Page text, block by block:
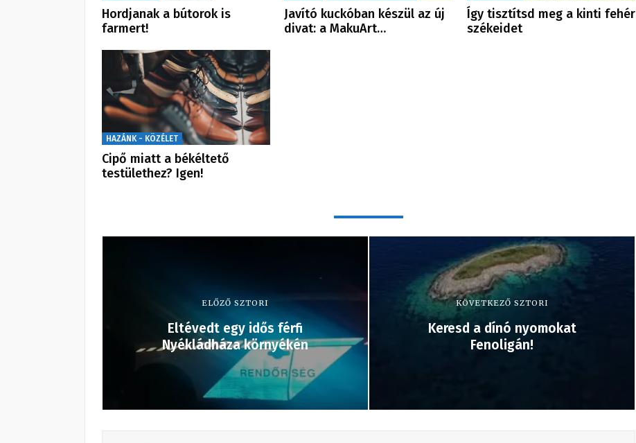
Hordjanak a bútorok is
farmert!
Javító kuckóban készül az új
divat: a MakuArt…
Így tisztítsd meg a kinti fehér
székeidet
HAZÁNK - KÖZÉLET
Cipő miatt a békéltető
testülethez? Igen!
ELŐZŐ SZTORI
Eltévedt egy idős férfi
Nyékládháza környékén
KÖVETKEZŐ SZTORI
Keresd a dínó nyomokat
Fenoligán!